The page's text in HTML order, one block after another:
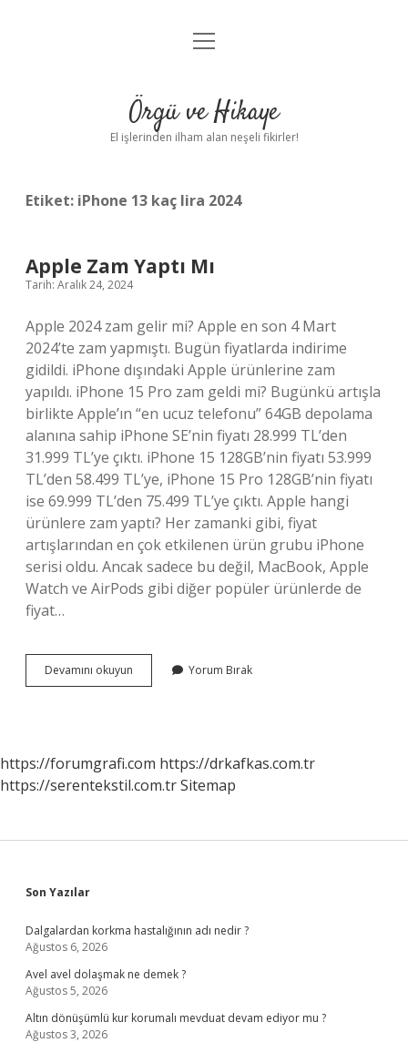
Anasayfa
Yasal Uyarı
menüyü
Örgü ve Hikaye
El işlerinden ilham alan neşeli fikirler!
Etiket: iPhone 13 kaç lira 2024
Apple Zam Yaptı Mı
Tarih: Aralık 24, 2024
Apple 2024 zam gelir mi? Apple en son 4 Mart
2024’te zam yapmıştı. Bugün fiyatlarda indirime
gidildi. iPhone dışındaki Apple ürünlerine zam
yapıldı. iPhone 15 Pro zam geldi mi? Bugünkü artışla
birlikte Apple’ın “en ucuz telefonu” 64GB depolama
alanına sahip iPhone SE’nin fiyatı 28.999 TL’den
31.999 TL’ye çıktı. iPhone 15 128GB’nin fiyatı 53.999
TL’den 58.499 TL’ye, iPhone 15 Pro 128GB’nin fiyatı
ise 69.999 TL’den 75.499 TL’ye çıktı. Apple hangi
ürünlere zam yaptı? Her zamanki gibi, fiyat
artışlarından en çok etkilenen ürün grubu iPhone
serisi oldu. Ancak sadece bu değil, MacBook, Apple
Watch ve AirPods gibi diğer popüler ürünlerde de
fiyat…
Devamını okuyun
Zam
Yorum Bırak
https://forumgrafi.com https://drkafkas.com.tr
https://serentekstil.com.trSitemap
Sidebar
Son Yazılar
Dalgalardan korkma hastalığının adı nedir ?
Ağustos 6, 2026
Avel avel dolaşmak ne demek ?
Ağustos 5, 2026
Altın dönüşümlü kur korumalı mevduat devam ediyor mu ?
Ağustos 3, 2026